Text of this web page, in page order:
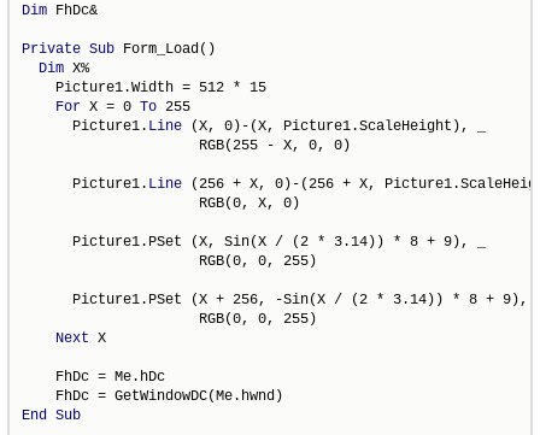
Dim FhDc&
Private Sub Form_Load()
Dim X%
    Picture1.Width = 512 * 15
For X = 0 To 255
      Picture1.
Line (X, 0)-(X, Picture1.ScaleHeight), _
                     RGB(255 - X, 0, 0)
      Picture1.
Line (256 + X, 0)-(256 + X,
                     RGB(0, X, 0)
      Picture1.PSet (X, Sin(X / (2 * 3.14)) * 8 + 9), _
                     RGB(0, 0, 255)
Picture1.PSet (X + 256, -Sin(X / (2 * 3.14)) * 8 + 9),
                     RGB(0, 0, 255)
Next X
    FhDc = Me.hDc
End Sub